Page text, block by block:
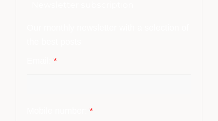
Email:*
Mobile number:*